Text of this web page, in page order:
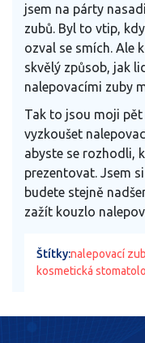
jsem na párty
zubů. Byl to vtip,
ozval se smích. Ale
skvělý způsob, jak
nalepovacími zuby
Tak to jsou moji
vyzkoušet
abyste se rozhodli,
prezentovat. Jsem
budete stejně
zažít kouzlo
Štítky:nalepovací
kosmetická